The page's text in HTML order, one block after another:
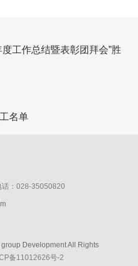
工作总结暨表彰团拜会”胜
名单
：028-35050820
Development All Rights
备11012626号-2